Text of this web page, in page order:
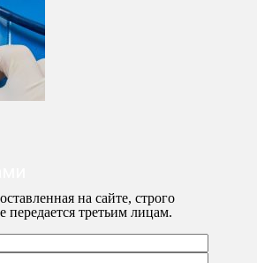
на сайте, строго
передается третьим лицам.